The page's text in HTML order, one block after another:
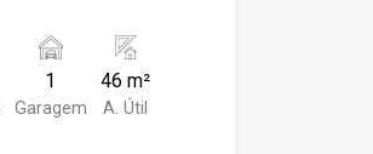
1
Garagem
46 m²
A. Útil